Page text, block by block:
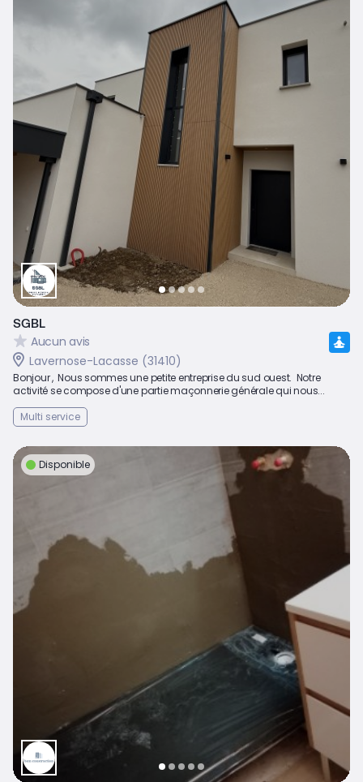
SGBL
Aucun avis
Lavernose-Lacasse (31410)
Bonjour , Nous sommes une petite entreprise du sud ouest. Notre
activité se compose d'une partie maçonnerie générale qui nous...
Multi service
Disponible